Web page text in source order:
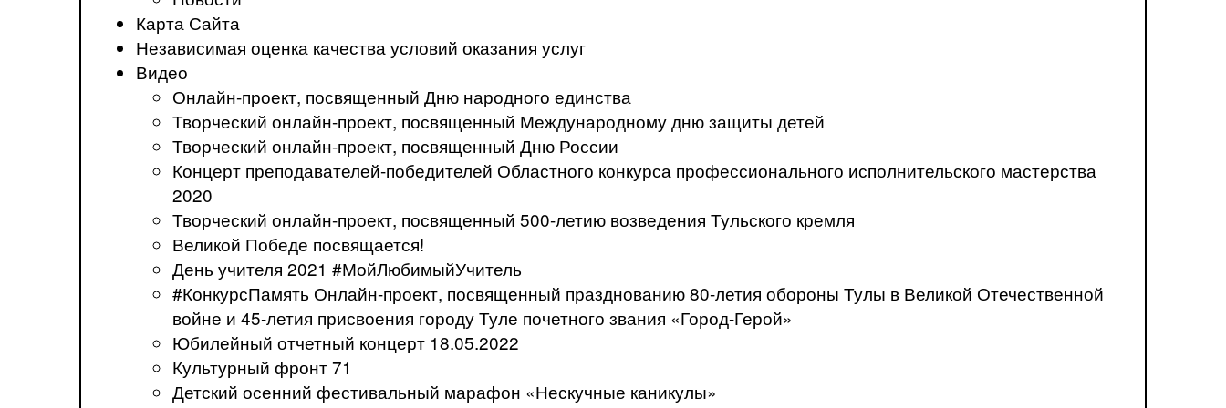
Карта Сайта
Независимая оценка качества условий оказания услуг
Видео
Онлайн-проект, посвященный Дню народного единства
Творческий онлайн-проект, посвященный Международному дню защиты детей
Творческий онлайн-проект, посвященный Дню России
Концерт преподавателей-победителей Областного конкурса профессионального исполнительского мастерства
2020
Творческий онлайн-проект, посвященный 500-летию возведения Тульского кремля
Великой Победе посвящается!
День учителя 2021 #МойЛюбимыйУчитель
#КонкурсПамять Онлайн-проект, посвященный празднованию 80-летия обороны Тулы в Великой Отечественной
войне и 45-летия присвоения городу Туле почетного звания «Город-Герой»
Юбилейный отчетный концерт 18.05.2022
Культурный фронт 71
Детский осенний фестивальный марафон «Нескучные каникулы»